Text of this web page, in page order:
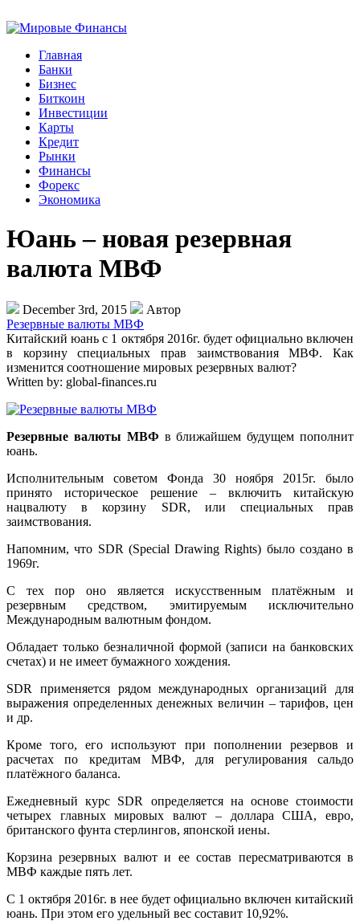
Главная
Банки
Бизнес
Биткоин
Инвестиции
Карты
Кредит
Рынки
Финансы
Форекс
Экономика
Юань – новая резервная
валюта МВФ
December 3rd, 2015
Автор
Резервные валюты МВФ
Китайский юань с 1 октября 2016г. будет официально включен
в корзину специальных прав заимствования МВФ. Как
изменится соотношение мировых резервных валют?
Written by: global-finances.ru
Резервные валюты МВФ в ближайшем будущем пополнит
юань.
Исполнительным советом Фонда 30 ноября 2015г. было
принято историческое решение – включить китайскую
нацвалюту в корзину SDR, или специальных прав
заимствования.
Напомним, что SDR (Special Drawing Rights) было создано в
1969г.
С тех пор оно является искусственным платёжным и
резервным средством, эмитируемым исключительно
Международным валютным фондом.
Обладает только безналичной формой (записи на банковских
счетах) и не имеет бумажного хождения.
SDR применяется рядом международных организаций для
выражения определенных денежных величин – тарифов, цен
и др.
Кроме того, его используют при пополнении резервов и
расчетах по кредитам МВФ, для регулирования сальдо
платёжного баланса.
Ежедневный курс SDR определяется на основе стоимости
четырех главных мировых валют – доллара США, евро,
британского фунта стерлингов, японской иены.
Корзина резервных валют и ее состав пересматриваются в
МВФ каждые пять лет.
С 1 октября 2016г. в нее будет официально включен китайский
юань. При этом его удельный вес составит 10,92%.